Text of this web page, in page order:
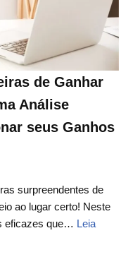
de Ganhar
Análise
seus Ganhos
surpreendentes de
ao lugar certo! Neste
eficazes que… Leia